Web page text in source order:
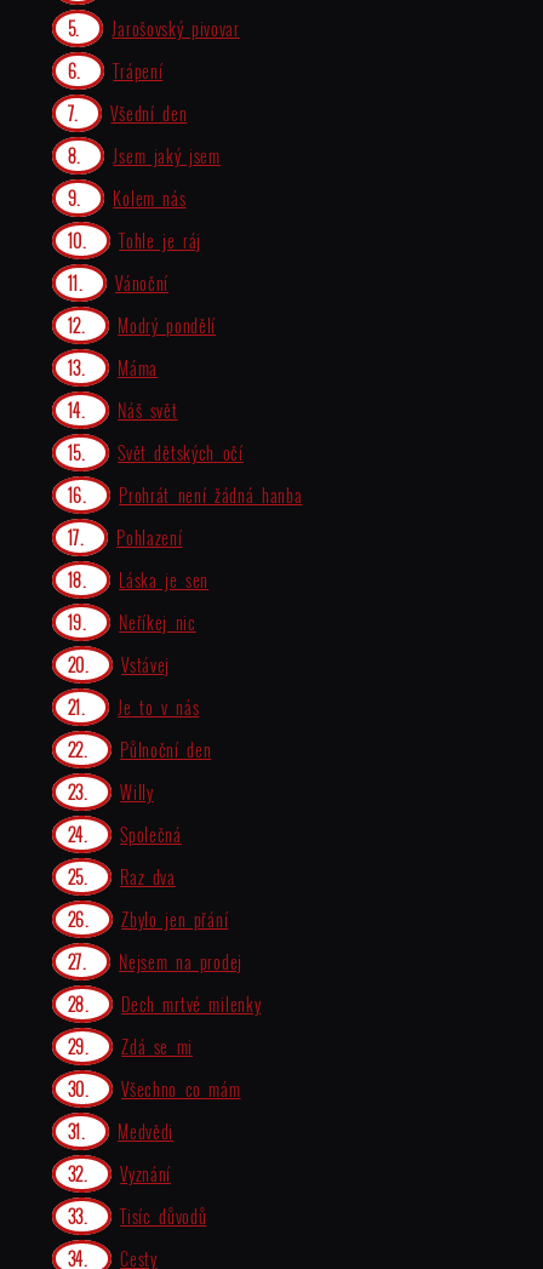
Jarošovský pivovar
Trápení
Všední den
Jsem jaký jsem
Kolem nás
Tohle je ráj
Vánoční
Modrý pondělí
Máma
Náš svět
Svět dětských očí
Prohrát není žádná hanba
Pohlazení
Láska je sen
Neříkej nic
Vstávej
Je to v nás
Půlnoční den
Willy
Společná
Raz dva
Zbylo jen přání
Nejsem na prodej
Dech mrtvé milenky
Zdá se mi
Všechno co mám
Medvědi
Vyznání
Tisíc důvodů
Cesty